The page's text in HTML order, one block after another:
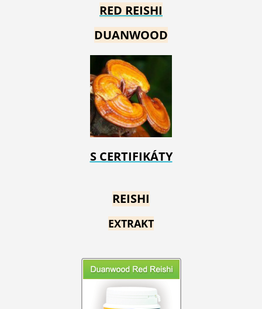
RED REISHI
DUANWOOD
S CERTIFIKÁTY
REISHI
EXTRAKT